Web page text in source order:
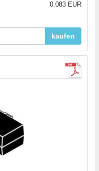
0.083 EUR
kaufen